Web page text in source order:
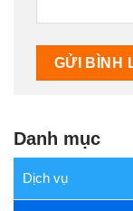
Danh mục
Dịch vụ